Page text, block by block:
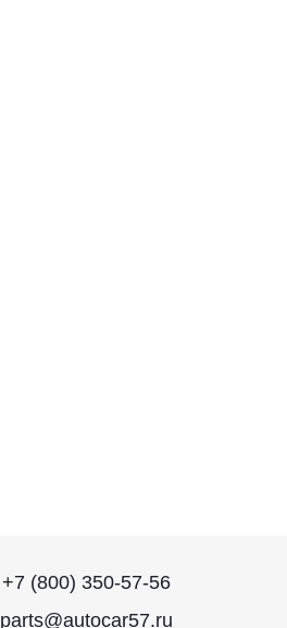
+7 (800) 350-57-56
parts@autocar57.ru